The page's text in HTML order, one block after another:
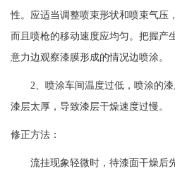
性。应适当调整喷束形状和喷束气压
而且喷枪的移动速度应均匀。把握产
意力边观察漆膜形成的情况边喷涂。
2、喷涂车间温度过低，喷涂的
漆层太厚，导致漆层干燥速度过慢。
修正方法：
流挂现象轻微时，待漆面干燥后